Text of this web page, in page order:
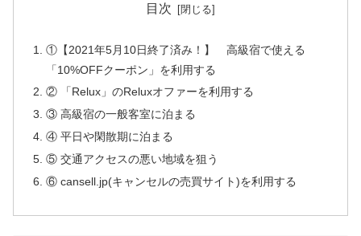
目次
①【2021年5月10日終了済み！】 高級宿で使える
「10%OFFクーポン」を利用する
② 「Relux」のReluxオファーを利用する
③ 高級宿の一般客室に泊まる
④ 平日や閑散期に泊まる
⑤ 交通アクセスの悪い地域を狙う
⑥ cansell.jp(キャンセルの売買サイト)を利用する